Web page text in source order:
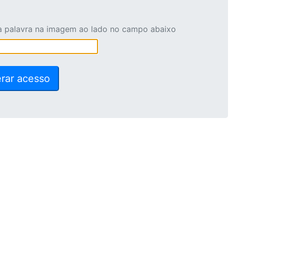
palavra na imagem ao lado no campo abaixo